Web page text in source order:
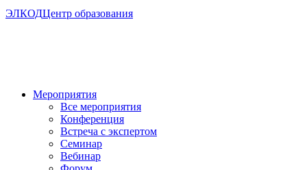
ЭЛКОДЦентр образования
Мероприятия
Все мероприятия
Конференция
Встреча с экспертом
Семинар
Вебинар